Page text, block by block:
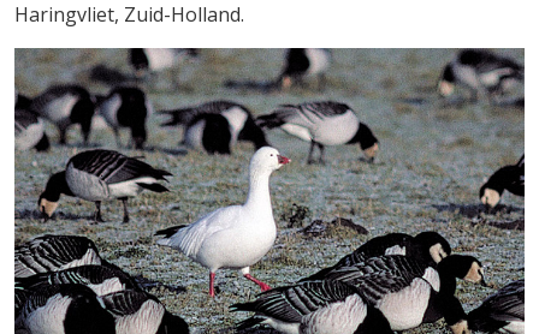
Haringvliet, Zuid-Holland.